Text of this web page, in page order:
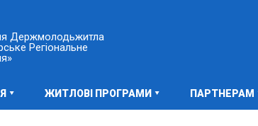
Держмолодьжитла
Регіональне
ЖИТЛОВІ ПРОГРАМИ ПАРТНЕРАМ